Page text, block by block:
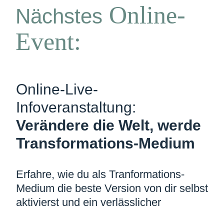
Nächstes Online-
Event:
Online-Live-
Infoveranstaltung:
Verändere die Welt, werde
Transformations­-Medium
Erfahre, wie du als Tranformations-
Medium die beste Version von dir selbst
aktivierst und ein verlässlicher